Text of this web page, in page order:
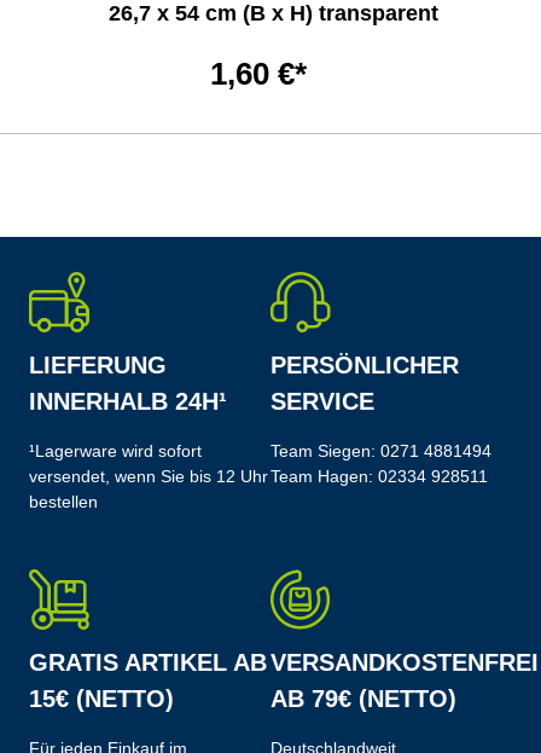
26,7 x 54 cm (B x H) transparent
1,60 €*
LIEFERUNG
INNERHALB 24H¹
¹Lagerware wird sofort
versendet, wenn Sie bis 12 Uhr
bestellen
PERSÖNLICHER
SERVICE
Team Siegen: 0271 4881494
Team Hagen: 02334 928511
GRATIS ARTIKEL AB
15€ (NETTO)
Für jeden Einkauf im
VERSANDKOSTENFREI
AB 79€ (NETTO)
Deutschlandweit